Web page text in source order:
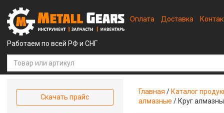
Работаем по всей РФ и СНГ
Оплата Доставка
Главная / Каталог
алмазные / Круг
Скачать прайс